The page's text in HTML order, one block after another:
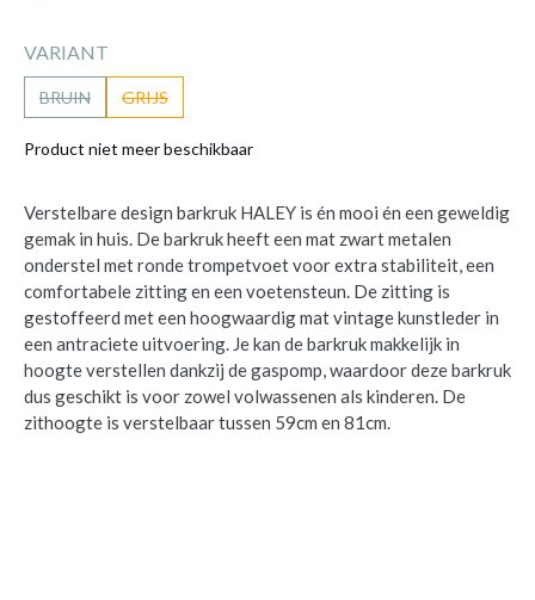
VARIANT
BRUIN GRIJS
Product niet meer beschikbaar
Verstelbare design barkruk HALEY is én mooi én een geweldig
gemak in huis. De barkruk heeft een mat zwart metalen
onderstel met ronde trompetvoet voor extra stabiliteit, een
comfortabele zitting en een voetensteun. De zitting is
gestoffeerd met een hoogwaardig mat vintage kunstleder in
een antraciete uitvoering. Je kan de barkruk makkelijk in
hoogte verstellen dankzij de gaspomp, waardoor deze barkruk
dus geschikt is voor zowel volwassenen als kinderen. De
zithoogte is verstelbaar tussen 59cm en 81cm.